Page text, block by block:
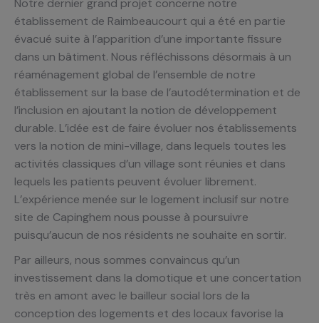
Notre dernier grand projet concerne notre
établissement de Raimbeaucourt qui a été en partie
évacué suite à l’apparition d’une importante fissure
dans un bâtiment. Nous réfléchissons désormais à un
réaménagement global de l’ensemble de notre
établissement sur la base de l’autodétermination et de
l’inclusion en ajoutant la notion de développement
durable. L’idée est de faire évoluer nos établissements
vers la notion de mini-village, dans lequels toutes les
activités classiques d’un village sont réunies et dans
lequels les patients peuvent évoluer librement.
L’expérience menée sur le logement inclusif sur notre
site de Capinghem nous pousse à poursuivre
puisqu’aucun de nos résidents ne souhaite en sortir.
Par ailleurs, nous sommes convaincus qu’un
investissement dans la domotique et une concertation
très en amont avec le bailleur social lors de la
conception des logements et des locaux favorise la